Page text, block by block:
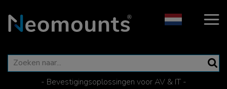
- Bevestigingsoplossingen voor AV & IT -